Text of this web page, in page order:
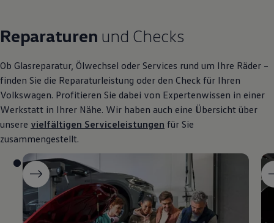
Reparaturen und Checks
Ob Glasreparatur, Ölwechsel oder Services rund um Ihre Räder –
finden Sie die Reparaturleistung oder den Check für Ihren
Volkswagen. Profitieren Sie dabei von Expertenwissen in einer
Werkstatt in Ihrer Nähe. Wir haben auch eine Übersicht über
unsere vielfältigen Serviceleistungen für Sie
zusammengestellt.